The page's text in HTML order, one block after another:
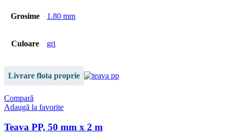
Grosime 1.80 mm
Culoare gri
Livrare flota proprie
Compară
Adaugă la favorite
Teava PP, 50 mm x 2 m